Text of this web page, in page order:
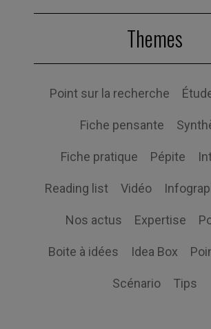
Themes
Point sur la recherche
Fiche pensante
Fiche pratique Pépite
Reading list Vidéo
Nos actus Expertise
Boite à idées Idea Box
Scénario Tips